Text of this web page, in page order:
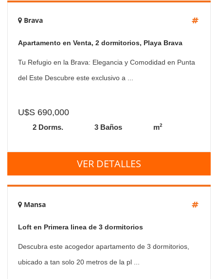
Brava
Apartamento en Venta, 2 dormitorios, Playa Brava
Tu Refugio en la Brava: Elegancia y Comodidad en Punta
del Este Descubre este exclusivo a ...
U$S 690,000
2 Dorms. 3 Baños m2
VER DETALLES
Mansa
Loft en Primera linea de 3 dormitorios
Descubra este acogedor apartamento de 3 dormitorios,
ubicado a tan solo 20 metros de la pl ...